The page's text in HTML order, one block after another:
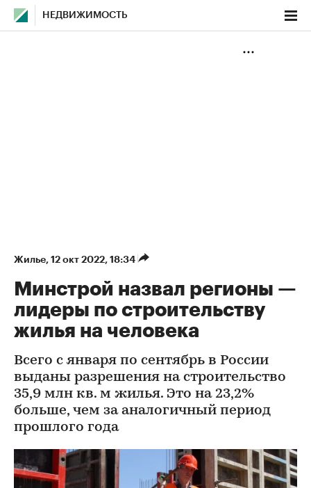
НЕДВИЖИМОСТЬ
Жилье⁠, 12 окт 2022, 18:34
Минстрой назвал регионы —
лидеры по строительству
жилья на человека
Всего с января по сентябрь в России
выданы разрешения на строительство
35,9 млн кв. м жилья. Это на 23,2%
больше, чем за аналогичный период
прошлого года